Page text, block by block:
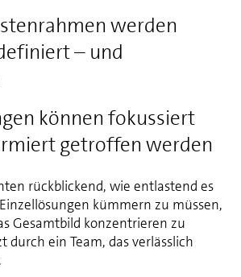
werden
– und
können fokussiert
getroffen werden
rückblickend, wie entlastend es
kümmern zu müssen,
Gesamtbild konzentrieren zu
ein Team, das verlässlich